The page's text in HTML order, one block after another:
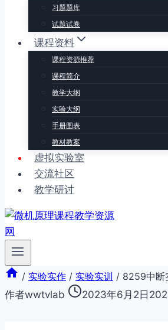
习题题库
试题试卷
课程资料
课程资源推荐
课程简介
教学大纲
实验大纲
手册图表
教材教案
虚拟实验室
交流社区
教学研讨
/ 实验实作 / 实验实训 / 8259中
作者wwtvlab 2023年6月2日